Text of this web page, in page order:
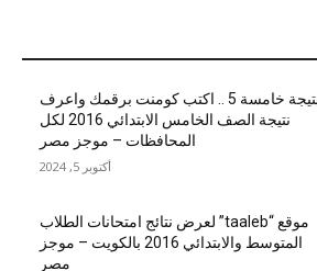
نتيجة خامسة 5 .. اكتب كومنت برقمك واعرف
نتيجة الصف الخامس الابتدائي 2016 لكل
المحافظات – موجز مصر
أكتوبر 5, 2024
موقع “taaleb” لعرض نتائج امتحانات الطلاب
المتوسط والابتدائي 2016 بالكويت – موجز
مصر